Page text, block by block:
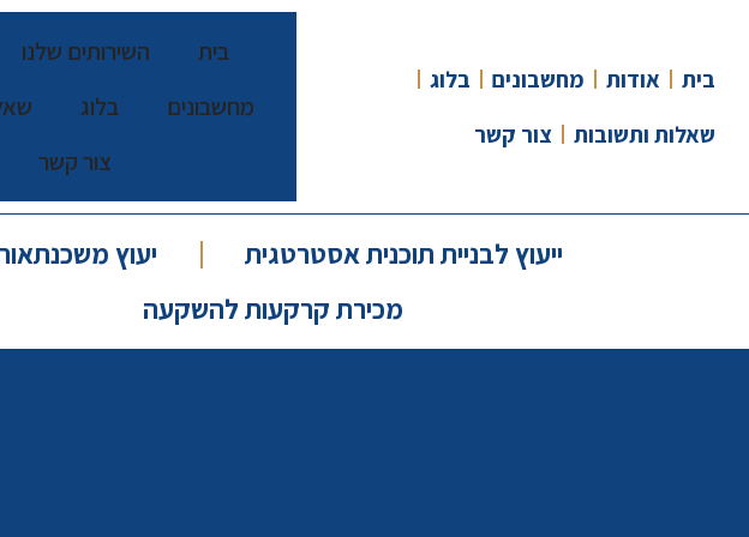
בית אודות מחשבונים
בלוג
שאלות ותשובות
צור קשר
בית השירותים שלנו
מחשבונים
בלוג
צור קשר
ייעוץ לבניית תוכנית אסטרטגית יעוץ
מכירת קרקעות להשקעה